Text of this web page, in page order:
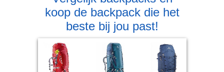
koop de backpack die het
beste bij jou past!